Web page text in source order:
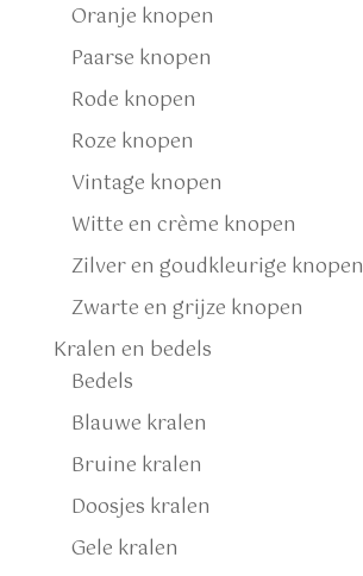
Oranje knopen
Paarse knopen
Rode knopen
Roze knopen
Vintage knopen
Witte en crème knopen
Zilver en goudkleurige knopen
Zwarte en grijze knopen
Kralen en bedels
Bedels
Blauwe kralen
Bruine kralen
Doosjes kralen
Gele kralen